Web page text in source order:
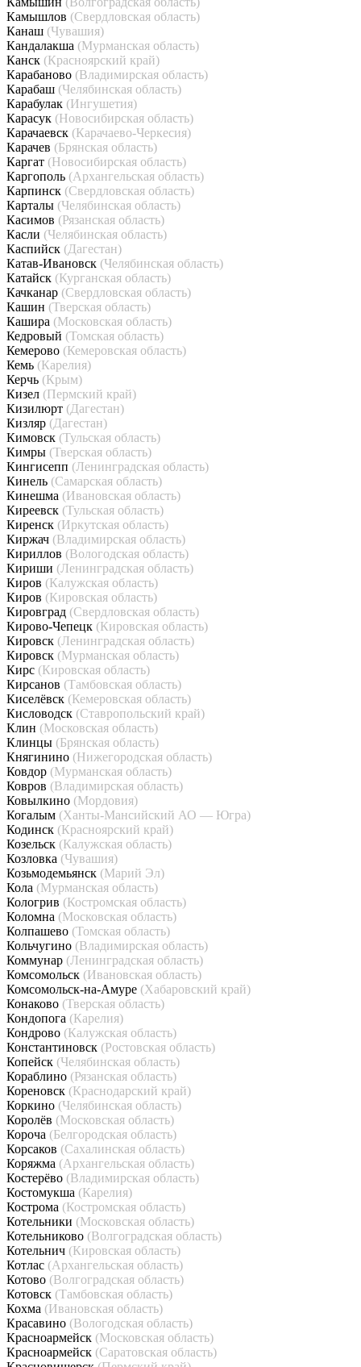
Камышлов (Свердловская область)
Канаш (Чувашия)
Кандалакша (Мурманская область)
Канск (Красноярский край)
Карабаново (Владимирская область)
Карабаш (Челябинская область)
Карабулак (Ингушетия)
Карасук (Новосибирская область)
Карачаевск (Карачаево-Черкесия)
Карачев (Брянская область)
Каргат (Новосибирская область)
Каргополь (Архангельская область)
Карпинск (Свердловская область)
Карталы (Челябинская область)
Касимов (Рязанская область)
Касли (Челябинская область)
Каспийск (Дагестан)
Катав-Ивановск (Челябинская область)
Катайск (Курганская область)
Качканар (Свердловская область)
Кашин (Тверская область)
Кашира (Московская область)
Кедровый (Томская область)
Кемерово (Кемеровская область)
Кемь (Карелия)
Керчь (Крым)
Кизел (Пермский край)
Кизилюрт (Дагестан)
Кизляр (Дагестан)
Кимовск (Тульская область)
Кимры (Тверская область)
Кингисепп (Ленинградская область)
Кинель (Самарская область)
Кинешма (Ивановская область)
Киреевск (Тульская область)
Киренск (Иркутская область)
Киржач (Владимирская область)
Кириллов (Вологодская область)
Кириши (Ленинградская область)
Киров (Калужская область)
Киров (Кировская область)
Кировград (Свердловская область)
Кирово-Чепецк (Кировская область)
Кировск (Ленинградская область)
Кировск (Мурманская область)
Кирс (Кировская область)
Кирсанов (Тамбовская область)
Киселёвск (Кемеровская область)
Кисловодск (Ставропольский край)
Клин (Московская область)
Клинцы (Брянская область)
Княгинино (Нижегородская область)
Ковдор (Мурманская область)
Ковров (Владимирская область)
Ковылкино (Мордовия)
Когалым (Ханты-Мансийский АО — Югра)
Кодинск (Красноярский край)
Козельск (Калужская область)
Козловка (Чувашия)
Козьмодемьянск (Марий Эл)
Кола (Мурманская область)
Кологрив (Костромская область)
Коломна (Московская область)
Колпашево (Томская область)
Кольчугино (Владимирская область)
Коммунар (Ленинградская область)
Комсомольск (Ивановская область)
Комсомольск-на-Амуре (Хабаровский край)
Конаково (Тверская область)
Кондопога (Карелия)
Кондрово (Калужская область)
Константиновск (Ростовская область)
Копейск (Челябинская область)
Кораблино (Рязанская область)
Кореновск (Краснодарский край)
Коркино (Челябинская область)
Королёв (Московская область)
Короча (Белгородская область)
Корсаков (Сахалинская область)
Коряжма (Архангельская область)
Костерёво (Владимирская область)
Костомукша (Карелия)
Кострома (Костромская область)
Котельники (Московская область)
Котельниково (Волгоградская область)
Котельнич (Кировская область)
Котлас (Архангельская область)
Котово (Волгоградская область)
Котовск (Тамбовская область)
Кохма (Ивановская область)
Красавино (Вологодская область)
Красноармейск (Московская область)
Красноармейск (Саратовская область)